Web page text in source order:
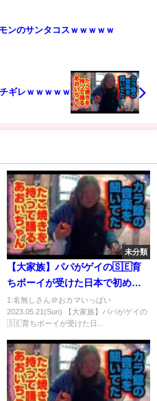
ンのサンタコスｗｗｗｗｗ
ギレｗｗｗｗｗ
未分類
【大家族】パパがゲイの🇸🇪育
ちボーイが受けた日本で初めて
の誕生日！じいちゃんばあちゃ
んや日本の家族のサプライズに
驚きすぎたスウェーデンの7歳児
【ふたりぱぱvlog】｜LGBTQ｜
ゲイカップル
1:名無しさん＠おカマいっぱい
2023.05.21(Sun) 【大家族】パパがゲイの
🇸🇪育ちボーイが受けた日...